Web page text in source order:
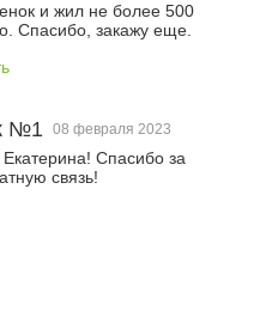
и жил не более 500
Спасибо, закажу еще.
№1 08 февраля 2023
Спасибо за
связь!